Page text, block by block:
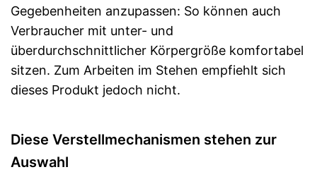
Gegebenheiten anzupassen: So können auch
Verbraucher mit unter- und
überdurchschnittlicher Körpergröße komfortabel
sitzen. Zum Arbeiten im Stehen empfiehlt sich
dieses Produkt jedoch nicht.
Diese Verstellmechanismen stehen zur
Auswahl